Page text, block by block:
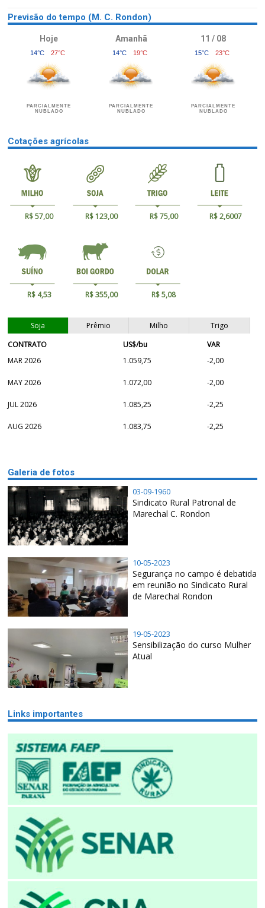
Previsão do tempo (M. C. Rondon)
Hoje
14°C 27°C
PARCIALMENTE
NUBLADO
Amanhã
14°C 19°C
PARCIALMENTE
NUBLADO
11 / 08
15°C 23°C
PARCIALMENTE
NUBLADO
Cotações agrícolas
R$ 57,00 R$ 123,00 R$ 75,00 R$ 2,6007
R$ 4,53 R$ 355,00 R$ 5,08
Soja Prêmio Milho
Trigo
CONTRATO
US$/bu
VAR
MAR 2026
1.059,75 -2,00
MAY 2026 1.072,00 -2,00
JUL 2026 1.085,25 -2,25
AUG 2026 1.083,75 -2,25
Galeria de fotos
03-09-1960
Sindicato Rural Patronal de
Marechal C. Rondon
10-05-2023
Segurança no campo é debatida
em reunião no Sindicato Rural
de Marechal Rondon
19-05-2023
Sensibilização do curso Mulher
Atual
Links importantes